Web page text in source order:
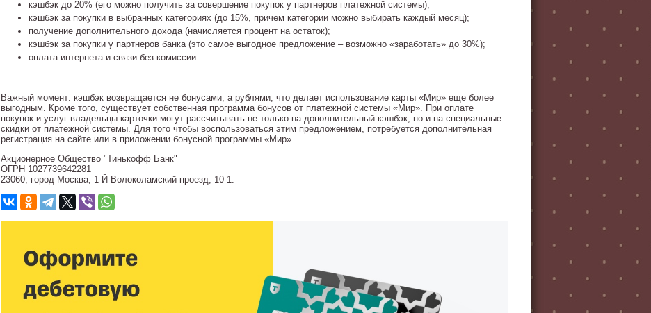
кэшбэк до 20% (его можно получить за совершение покупок у партнеров платежной системы);
кэшбэк за покупки в выбранных категориях (до 15%, причем категории можно выбирать каждый месяц);
получение дополнительного дохода (начисляется процент на остаток);
кэшбэк за покупки у партнеров банка (это самое выгодное предложение – возможно «заработать» до 30%);
оплата интернета и связи без комиссии.
Важный момент: кэшбэк возвращается не бонусами, а рублями, что делает использование карты «Мир» еще более
выгодным. Кроме того, существует собственная программа бонусов от платежной системы «Мир». При оплате
покупок и услуг владельцы карточки могут рассчитывать не только на дополнительный кэшбэк, но и на специальные
скидки от платежной системы. Для того чтобы воспользоваться этим предложением, потребуется дополнительная
регистрация на сайте или в приложении бонусной программы «Мир».
Акционерное Общество "Тинькофф Банк"
ОГРН 1027739642281
23060, город Москва, 1-Й Волоколамский проезд, 10-1.